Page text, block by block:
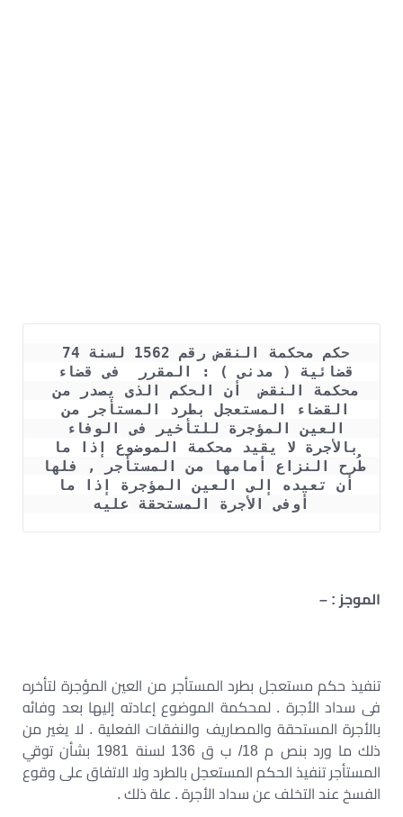
محكمة النقض  أن الحكم الذى يصدر من
القضاء المستعجل بطرد المستأجر من
أوفى الأجرة المستحقة عليه
الموجز : –
تنفيذ حكم مستعجل بطرد المستأجر من العين المؤجرة لتأخره
فى سداد الأجرة . لمحكمة الموضوع إعادته إليها بعد وفائه
بالأجرة المستحقة والمصاريف والنفقات الفعلية . لا يغير من
ذلك ما ورد بنص م 18/ ب ق 136 لسنة 1981 بشأن توقي
المستأجر تنفيذ الحكم المستعجل بالطرد ولا الاتفاق على وقوع
الفسخ عند التخلف عن سداد الأجرة . علة ذلك .